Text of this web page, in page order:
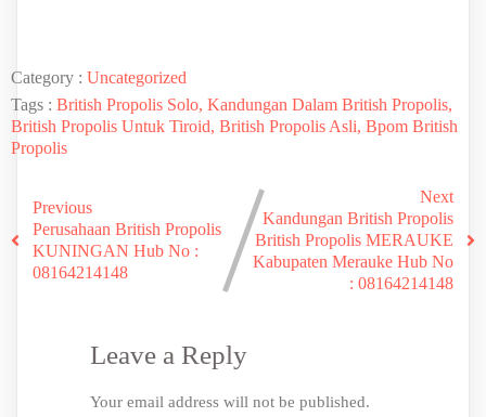
Category : Uncategorized
Tags : British Propolis Solo, Kandungan Dalam British Propolis,
British Propolis Untuk Tiroid, British Propolis Asli, Bpom British
Propolis
Previous
Perusahaan British Propolis
KUNINGAN Hub No :
08164214148
Next
Kandungan British Propolis
British Propolis MERAUKE
Kabupaten Merauke Hub No
: 08164214148
Leave a Reply
Your email address will not be published.